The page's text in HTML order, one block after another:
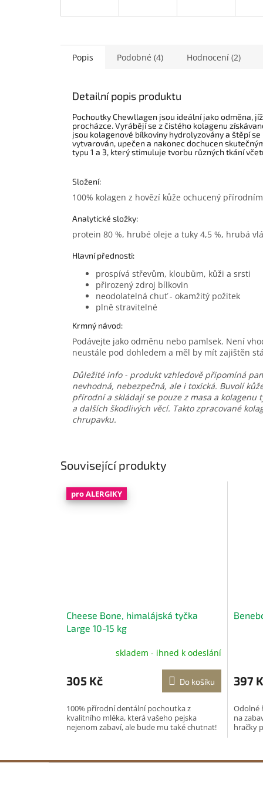
Popis Podobné (4) Hodnocení (2)
Detailní popis produktu
Pochoutky Chewllagen jsou ideální jako odměna,
procházce. Vyrábějí se z čistého kolagenu
jsou kolagenové bílkoviny hydrolyzovány a štěpí
vytvarován, upečen a nakonec dochucen
typu 1 a 3, který stimuluje tvorbu různých tkání
Složení:
100% kolagen z hovězí kůže ochucený
Analytické složky:
protein 80 %, hrubé oleje a tuky 4,5 %, hrubá
Hlavní přednosti:
prospívá střevům, kloubům, kůži a srsti
přirozený zdroj bílkovin
neodolatelná chuť - okamžitý požitek
plně stravitelné
Krmný návod:
Podávejte jako odměnu nebo pamlsek. Není
neustále pod dohledem a měl by mít zajištěn
Důležité info - produkt vzhledově připomíná
nevhodná, nebezpečná, ale i toxická. Buvolí
přírodní a skládají se pouze z masa a kolagenu
a dalších škodlivých věcí. Takto zpracované
chrupavku.
Související produkty
pro ALERGIKY
Cheese Bone, himalájská tyčka
Large 10-15 kg
skladem - ihned k odeslání
305 Kč Do košíku
100% přírodní dentální pochoutka z
kvalitního mléka, která vašeho pejska
nejenom zabaví, ale bude mu také chutnat!
397
Odolné
na
hračky